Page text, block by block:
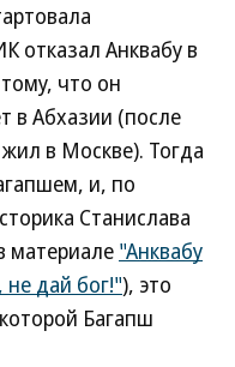
отказал Анквабу в
что он
в Абхазии (после
в Москве). Тогда
и, по
Станислава
материале "Анквабу
не дай бог!"), это
Багапш